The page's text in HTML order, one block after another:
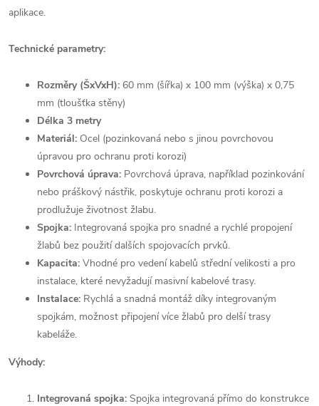
aplikace.
Technické parametry:
Rozměry (ŠxVxH): 60 mm (šířka) x 100 mm (výška) x 0,75
mm (tloušťka stěny)
Délka 3 metry
Materiál: Ocel (pozinkovaná nebo s jinou povrchovou
úpravou pro ochranu proti korozi)
Povrchová úprava: Povrchová úprava, například pozinkování
nebo práškový nástřik, poskytuje ochranu proti korozi a
prodlužuje životnost žlabu.
Spojka: Integrovaná spojka pro snadné a rychlé propojení
žlabů bez použití dalších spojovacích prvků.
Kapacita: Vhodné pro vedení kabelů střední velikosti a pro
instalace, které nevyžadují masivní kabelové trasy.
Instalace: Rychlá a snadná montáž díky integrovaným
spojkám, možnost připojení více žlabů pro delší trasy
kabeláže.
Výhody:
Integrovaná spojka: Spojka integrovaná přímo do konstrukce